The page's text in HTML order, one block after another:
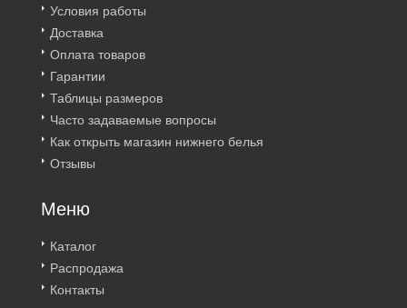
Условия работы
Доставка
Оплата товаров
Гарантии
Таблицы размеров
Часто задаваемые вопросы
Как открыть магазин нижнего белья
Отзывы
Меню
Каталог
Распродажа
Контакты